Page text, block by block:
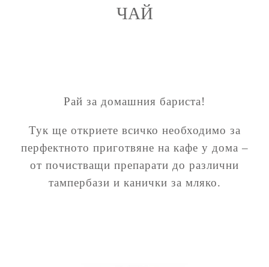
ЧАЙ
Рай за домашния бариста!
Тук ще откриете всичко необходимо за
перфектното приготвяне на кафе у дома –
от почистващи препарати до различни
тампербази и канички за мляко.